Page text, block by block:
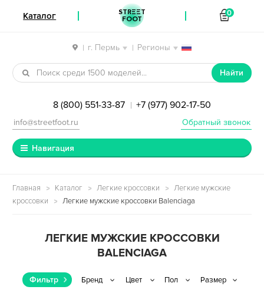
| г. Пермь | Регионы
Перейти к навигации
Перейти к содержимому
Найти
8 (800) 551-33-87 | +7 (977) 902-17-50
Обратный звонок
info@streetfoot.ru
Навигация
Главная Каталог Легкие кроссовки
Легкие мужские
кроссовки
Легкие мужские кроссовки Balenciaga
ЛЕГКИЕ МУЖСКИЕ КРОССОВКИ
BALENCIAGA
Фильтр
Каталог STREET
FOOT
0